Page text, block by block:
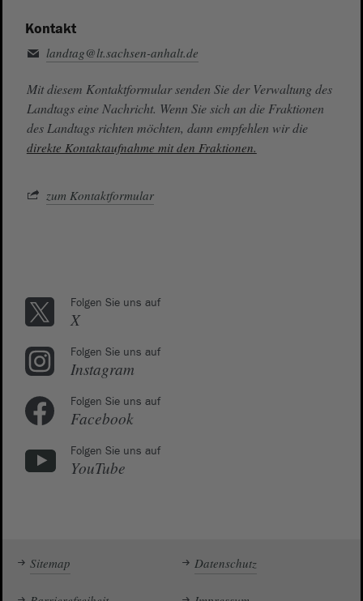
Kontakt
landtag@lt.sachsen-anhalt.de
Mit diesem Kontaktformular senden Sie der Verwaltung des
Landtags eine Nachricht. Wenn Sie sich an die Fraktionen
des Landtags richten möchten, dann empfehlen wir die
direkte Kontaktaufnahme mit den Fraktionen.
zum Kontaktformular
Folgen Sie uns auf
X
Folgen Sie uns auf
Instagram
Folgen Sie uns auf
Facebook
Folgen Sie uns auf
YouTube
Sitemap Datenschutz